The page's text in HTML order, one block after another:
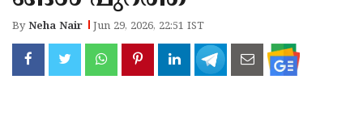
ByNeha Nair Jun 29, 2026, 22:51 IST